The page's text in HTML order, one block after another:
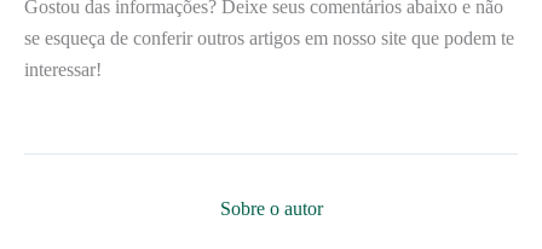
Gostou das informações? Deixe seus comentários abaixo e não
se esqueça de conferir outros artigos em nosso site que podem te
interessar!
Sobre o autor